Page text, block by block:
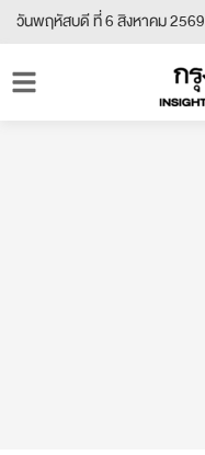
วันพฤหัสบดี ที่ 6 สิงหาคม 2569